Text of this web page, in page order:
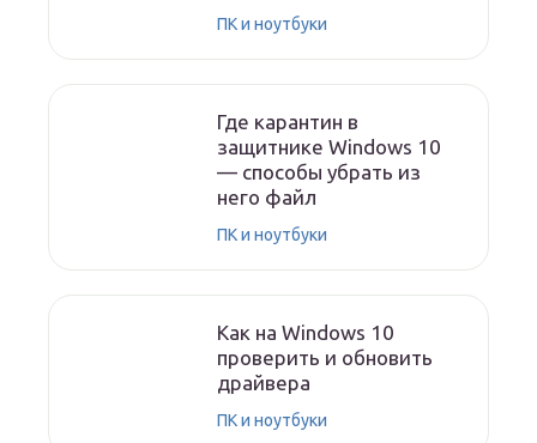
ПК и ноутбуки
Где карантин в
защитнике Windows 10
— способы убрать из
него файл
ПК и ноутбуки
Как на Windows 10
проверить и обновить
драйвера
ПК и ноутбуки